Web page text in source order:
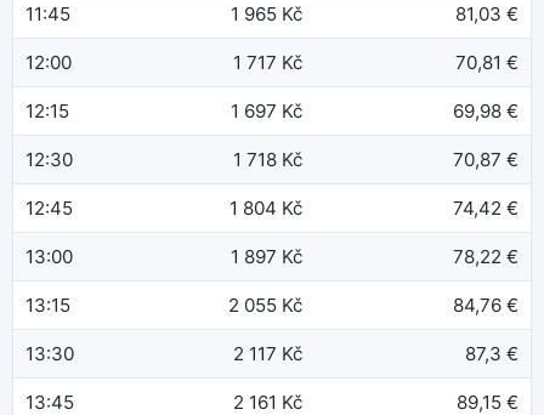
11:45 1 965 Kč 81,03 €
12:00 1 717 Kč 70,81 €
12:15 1 697 Kč 69,98 €
12:30 1 718 Kč 70,87 €
12:45 1 804 Kč 74,42 €
13:00 1 897 Kč 78,22 €
13:15 2 055 Kč 84,76 €
13:30 2 117 Kč 87,3 €
13:45 2 161 Kč 89,15 €